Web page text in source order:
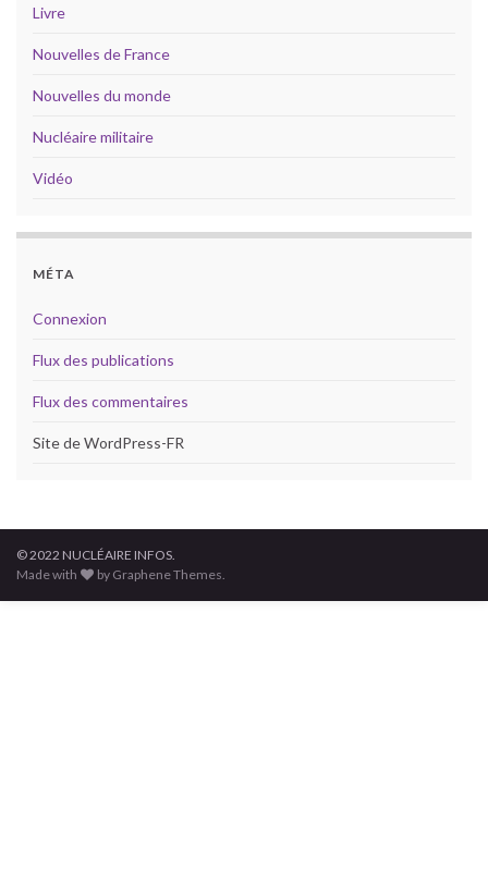
Livre
Nouvelles de France
Nouvelles du monde
Nucléaire militaire
Vidéo
MÉTA
Connexion
Flux des publications
Flux des commentaires
Site de WordPress-FR
© 2022 NUCLÉAIRE INFOS.
Made with
by Graphene Themes.